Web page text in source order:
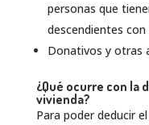
personas que
descendientes con
Donativos y otras
¿Qué ocurre con la
vivienda?
Para poder deducir